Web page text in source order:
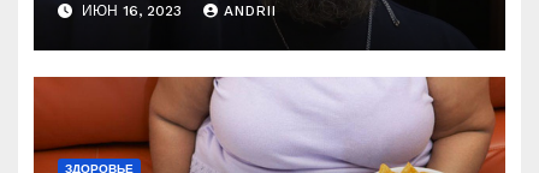
Вот те раз!
ИЮН 16, 2023 ANDRII
ЗДОРОВЬЕ